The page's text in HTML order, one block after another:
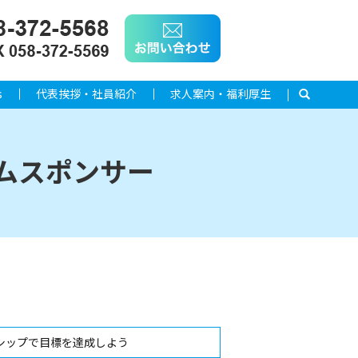
代表挨拶・社員紹介 求人案内・福利厚生 search
スポンサー
ップで目標を達成しよう